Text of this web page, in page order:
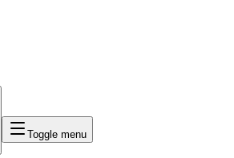
Toggle menu